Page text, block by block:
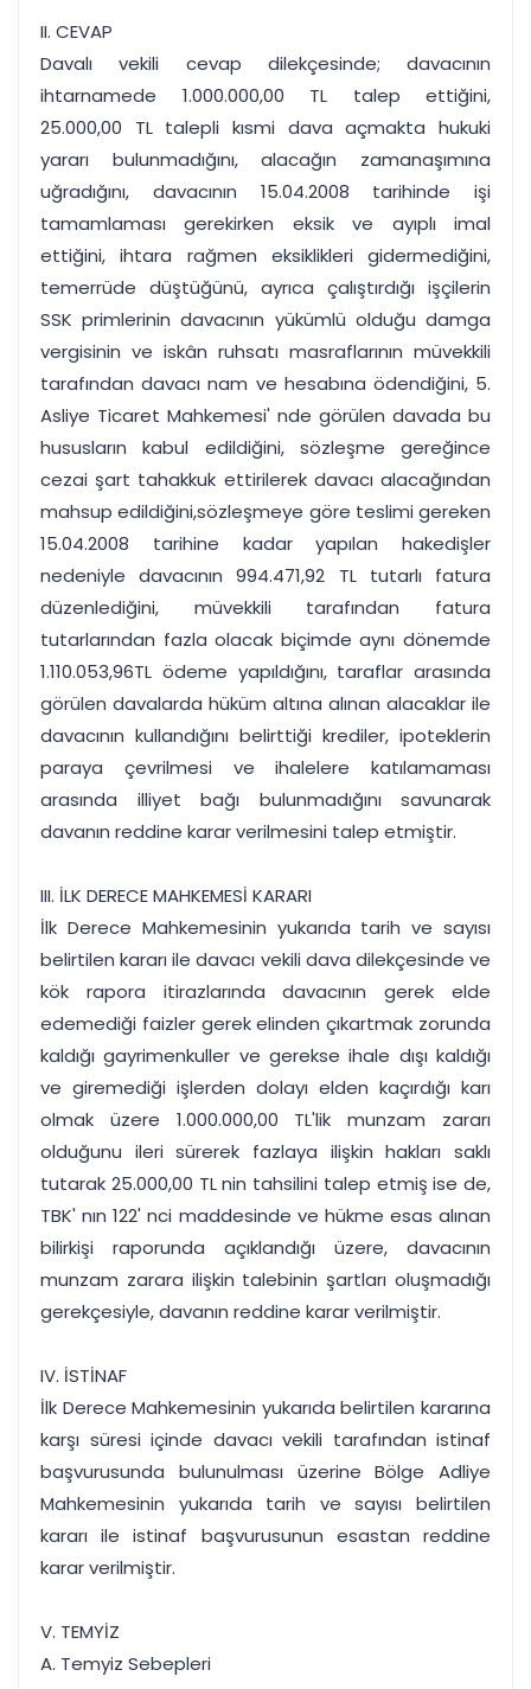
II. CEVAP
Davalı vekili cevap dilekçesinde; davacının
ihtarnamede 1.000.000,00 TL talep ettiğini,
25.000,00 TL talepli kısmi dava açmakta hukuki
yararı bulunmadığını, alacağın zamanaşımına
uğradığını, davacının 15.04.2008 tarihinde işi
tamamlaması gerekirken eksik ve ayıplı imal
ettiğini, ihtara rağmen eksiklikleri gidermediğini,
temerrüde düştüğünü, ayrıca çalıştırdığı işçilerin
SSK primlerinin davacının yükümlü olduğu damga
vergisinin ve iskân ruhsatı masraflarının müvekkili
tarafından davacı nam ve hesabına ödendiğini, 5.
Asliye Ticaret Mahkemesi' nde görülen davada bu
hususların kabul edildiğini, sözleşme gereğince
cezai şart tahakkuk ettirilerek davacı alacağından
mahsup edildiğini,sözleşmeye göre teslimi gereken
15.04.2008 tarihine kadar yapılan hakedişler
nedeniyle davacının 994.471,92 TL tutarlı fatura
düzenlediğini, müvekkili tarafından fatura
tutarlarından fazla olacak biçimde aynı dönemde
1.110.053,96TL ödeme yapıldığını, taraflar arasında
görülen davalarda hüküm altına alınan alacaklar ile
davacının kullandığını belirttiği krediler, ipoteklerin
paraya çevrilmesi ve ihalelere katılamaması
arasında illiyet bağı bulunmadığını savunarak
davanın reddine karar verilmesini talep etmiştir.
III. İLK DERECE MAHKEMESİ KARARI
İlk Derece Mahkemesinin yukarıda tarih ve sayısı
belirtilen kararı ile davacı vekili dava dilekçesinde ve
kök rapora itirazlarında davacının gerek elde
edemediği faizler gerek elinden çıkartmak zorunda
kaldığı gayrimenkuller ve gerekse ihale dışı kaldığı
ve giremediği işlerden dolayı elden kaçırdığı karı
olmak üzere 1.000.000,00 TL'lik munzam zararı
olduğunu ileri sürerek fazlaya ilişkin hakları saklı
tutarak 25.000,00 TL nin tahsilini talep etmiş ise de,
TBK' nın 122' nci maddesinde ve hükme esas alınan
bilirkişi raporunda açıklandığı üzere, davacının
munzam zarara ilişkin talebinin şartları oluşmadığı
gerekçesiyle, davanın reddine karar verilmiştir.
IV. İSTİNAF
İlk Derece Mahkemesinin yukarıda belirtilen kararına
karşı süresi içinde davacı vekili tarafından istinaf
başvurusunda bulunulması üzerine Bölge Adliye
Mahkemesinin yukarıda tarih ve sayısı belirtilen
kararı ile istinaf başvurusunun esastan reddine
karar verilmiştir.
V. TEMYİZ
A. Temyiz Sebepleri